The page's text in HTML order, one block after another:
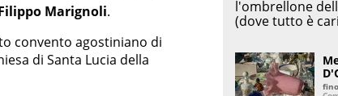
Marignoli.
convento agostiniano di
di Santa Lucia della